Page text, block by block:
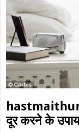
दूर करने के